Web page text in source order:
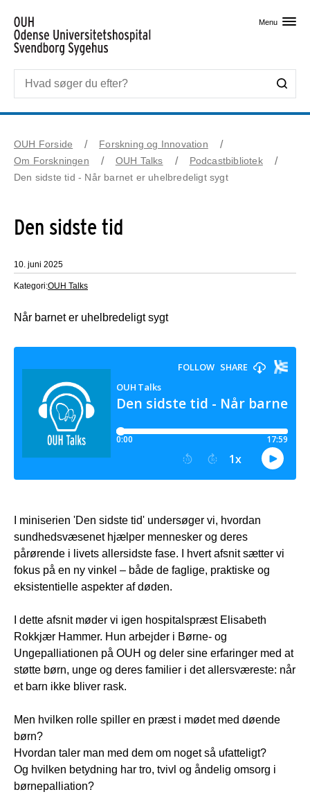
Menu
OUH Forside
Forskning og Innovation
Om Forskningen
OUH Talks
Podcastbibliotek
Den sidste tid - Når barnet er uhelbredeligt sygt
Den sidste tid
10. juni 2025
Kategori:OUH Talks
Når barnet er uhelbredeligt sygt
I miniserien 'Den sidste tid' undersøger vi, hvordan
sundhedsvæsenet hjælper mennesker og deres
pårørende i livets allersidste fase. I hvert afsnit sætter vi
fokus på en ny vinkel – både de faglige, praktiske og
eksistentielle aspekter af døden.
I dette afsnit møder vi igen hospitalspræst Elisabeth
Rokkjær Hammer. Hun arbejder i Børne- og
Ungepalliationen på OUH og deler sine erfaringer med at
støtte børn, unge og deres familier i det allersværeste: når
et barn ikke bliver rask.
Men hvilken rolle spiller en præst i mødet med døende
børn?
Hvordan taler man med dem om noget så ufatteligt?
Og hvilken betydning har tro, tvivl og åndelig omsorg i
børnepalliation?